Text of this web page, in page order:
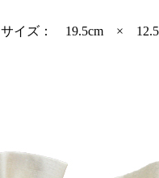
サイズ： 19.5cm ×